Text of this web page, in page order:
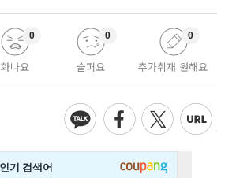
화나요
0
슬퍼요
0
추가취재 원해요
0